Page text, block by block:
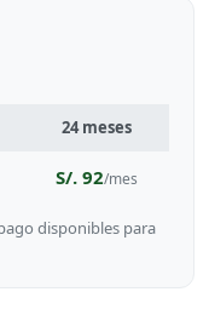
24 meses
S/. 92/mes
disponibles para